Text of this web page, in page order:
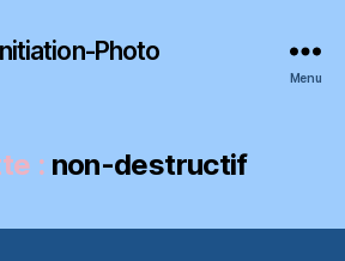
Photo
Menu
: non-destructif